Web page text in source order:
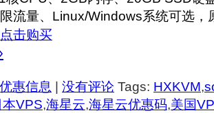
流量、Linux/Windows系统可选，
点击购买
惠信息 | 没有评论 Tags: HXKVM,
本VPS,海星云,海星云优惠码,美国